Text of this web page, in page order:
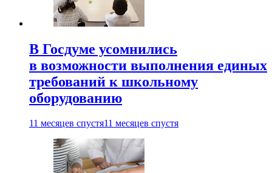
В Госдуме усомнились
в возможности выполнения единых
требований к школьному
оборудованию
11 месяцев спустя11 месяцев спустя